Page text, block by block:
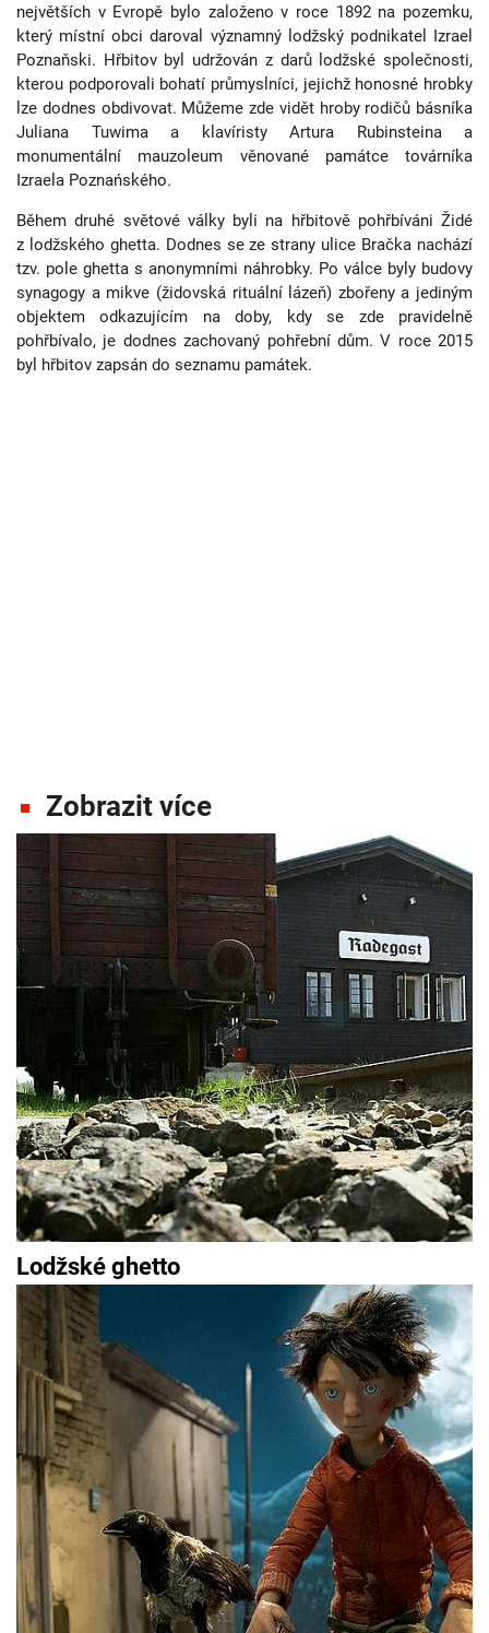
největších v Evropě bylo založeno v roce 1892 na pozemku,
který místní obci daroval významný lodžský podnikatel Izrael
Poznaňski. Hřbitov byl udržován z darů lodžské společnosti,
kterou podporovali bohatí průmyslníci, jejichž honosné hrobky
lze dodnes obdivovat. Můžeme zde vidět hroby rodičů básníka
Juliana Tuwima a klavíristy Artura Rubinsteina a
monumentální mauzoleum věnované památce továrníka
Izraela Poznańského.
Během druhé světové války byli na hřbitově pohřbíváni Židé
z lodžského ghetta. Dodnes se ze strany ulice Bračka nachází
tzv. pole ghetta s anonymními náhrobky. Po válce byly budovy
synagogy a mikve (židovská rituální lázeň) zbořeny a jediným
objektem odkazujícím na doby, kdy se zde pravidelně
pohřbívalo, je dodnes zachovaný pohřební dům. V roce 2015
byl hřbitov zapsán do seznamu památek.
Zobrazit více
Lodžské ghetto